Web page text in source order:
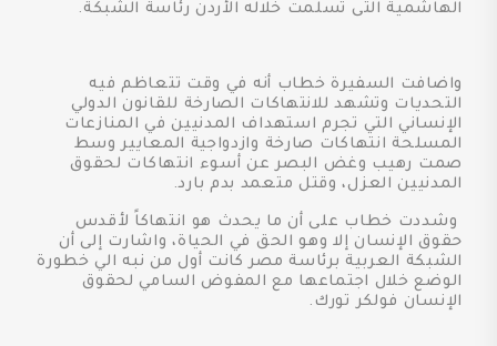
الهاشمية التى تسلمت خلاله الأردن رئاسة الشبكة.
واضافت السفيرة خطاب أنه في وقت تتعاظم فيه
التحديات وتشهد للانتهاكات الصارخة للقانون الدولي
الإنساني التي تجرم استهداف المدنيين في المنازعات
المسلحة انتهاكات صارخة وازدواجية المعايير وسط
صمت رهيب وغض البصر عن أسوء انتهاكات لحقوق
المدنيين العزل، وقتل متعمد بدم بارد.
وشددت خطاب على أن ما يحدث هو انتهاكاً لأقدس
حقوق الإنسان إلا وهو الحق في الحياة، واشارت إلى أن
الشبكة العربية برئاسة مصر كانت أول من نبه الي خطورة
الوضع خلال اجتماعها مع المفوض السامي لحقوق
الإنسان فولكر تورك.